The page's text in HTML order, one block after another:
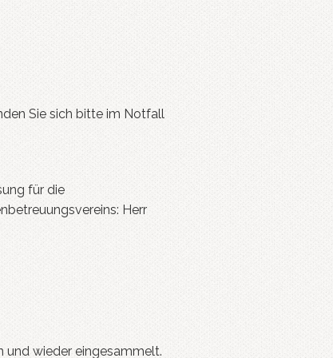
Sie sich bitte im Notfall
für die
Herr
und wieder eingesammelt.